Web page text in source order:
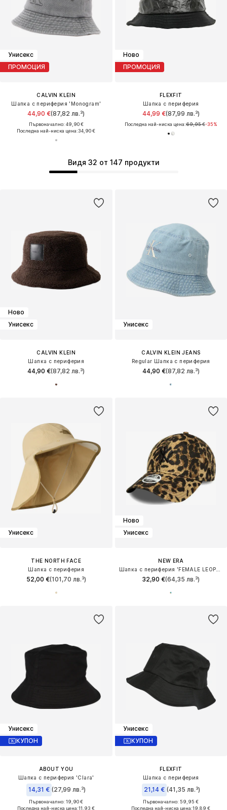
Унисекс
ПРОМОЦИЯ
CALVIN KLEIN
Шапка с периферия 'Monogram'
44,90 €(87,82 лв.³)
Първоначално: 49,90 €
Последна най-ниска цена:34,90 €
Видя 32 от 147 продукти
Ново
ПРОМОЦИЯ
FLEXFIT
Шапка с периферия
44,99 €(87,99 лв.³)
Последна най-ниска цена:69,95 €-35%
Ново
Унисекс
CALVIN KLEIN
Шапка с периферия
44,90 €(87,82 лв.³)
Унисекс
CALVIN KLEIN JEANS
Regular Шапка с периферия
44,90 €(87,82 лв.³)
Унисекс
THE NORTH FACE
Шапка с периферия
52,00 €(101,70 лв.³)
Ново
Унисекс
NEW ERA
Шапка с периферия 'FEMALE LEOPARD 9TWENTY® NEW YORK YANKEES'
32,90 €(64,35 лв.³)
Унисекс
КУПОН
ABOUT YOU
Шапка с периферия 'Clara'
14,31 € (27,99 лв.³)
Първоначално: 19,90 €
Последна най-ниска цена:11,93 €
Унисекс
КУПОН
FLEXFIT
Шапка с периферия
21,14 € (41,35 лв.³)
Първоначално: 59,95 €
Последна най-ниска цена:19,89 €